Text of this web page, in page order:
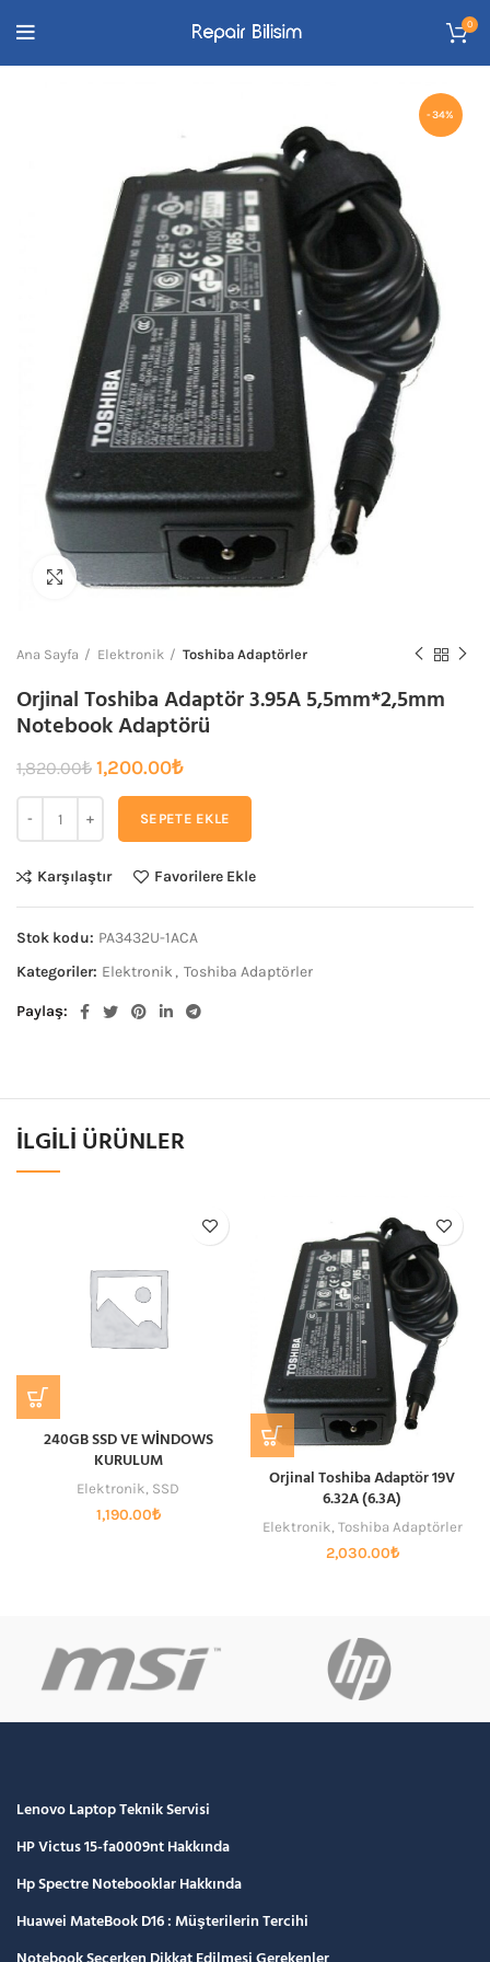
0
-34%
Büyütmek için tıklayın
Ana Sayfa Elektronik Toshiba Adaptörler
Orjinal Toshiba Adaptör 3.95A 5,5mm*2,5mm
Notebook Adaptörü
1,820.00₺ Orijinal
fiyat:
1,820.00₺.
1,200.00₺Şu
andaki
fiyat:
1,200.00₺.
SEPETE EKLE
Karşılaştır Favorilere Ekle
Stok kodu: PA3432U-1ACA
Kategoriler: Elektronik , Toshiba Adaptörler
Paylaş
İLGILI ÜRÜNLER
240GB SSD VE WİNDOWS
KURULUM
Elektronik, SSD
1,190.00₺
Orjinal Toshiba Adaptör 19V
6.32A (6.3A)
Elektronik Toshiba Adaptörler
2,030.00₺
Lenovo Laptop Teknik Servisi
HP Victus 15-fa0009nt Hakkında
Hp Spectre Notebooklar Hakkında
Huawei MateBook D16 : Müşterilerin Tercihi